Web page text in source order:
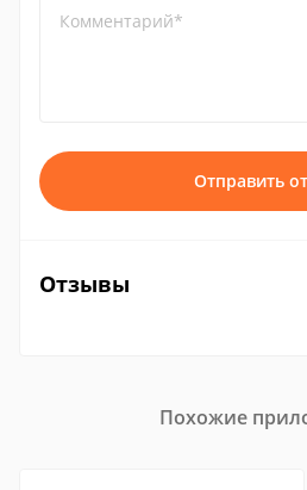
Комментарий*
Отправить
Отзывы
Похожие